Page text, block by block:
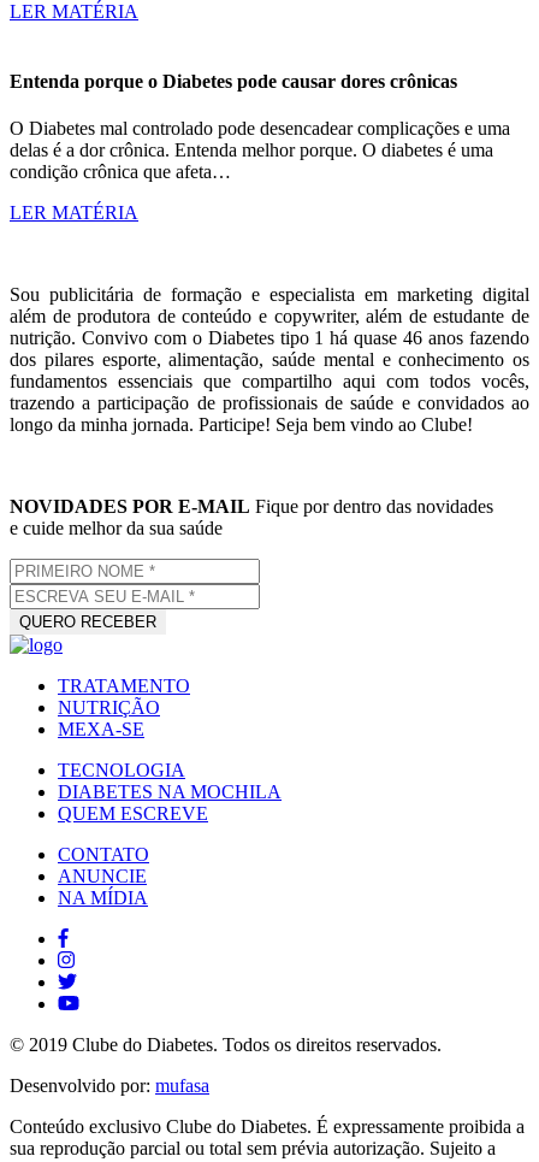
LER MATÉRIA
Entenda porque o Diabetes pode causar dores crônicas
O Diabetes mal controlado pode desencadear complicações e uma
delas é a dor crônica. Entenda melhor porque. O diabetes é uma
condição crônica que afeta…
LER MATÉRIA
Sou publicitária de formação e especialista em marketing digital
além de produtora de conteúdo e copywriter, além de estudante de
nutrição. Convivo com o Diabetes tipo 1 há quase 46 anos fazendo
dos pilares esporte, alimentação, saúde mental e conhecimento os
fundamentos essenciais que compartilho aqui com todos vocês,
trazendo a participação de profissionais de saúde e convidados ao
longo da minha jornada. Participe! Seja bem vindo ao Clube!
NOVIDADES POR E-MAIL Fique por dentro das novidades
e cuide melhor da sua saúde
TRATAMENTO
NUTRIÇÃO
MEXA-SE
TECNOLOGIA
DIABETES NA MOCHILA
QUEM ESCREVE
CONTATO
ANUNCIE
NA MÍDIA
© 2019 Clube do Diabetes. Todos os direitos reservados.
Desenvolvido por: mufasa
Conteúdo exclusivo Clube do Diabetes. É expressamente proibida a
sua reprodução parcial ou total sem prévia autorização. Sujeito a